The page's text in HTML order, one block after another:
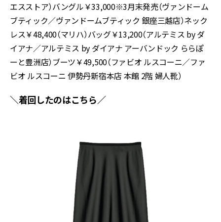
エスストア）バングル￥33,000※3月末発売（ヴァンドーム
ブティック／ヴァンドームブティック 銀座三越店）ネック
レス￥48,400（マリハ）バッグ￥13,200（アルテミス by ダ
イアナ／アルテミス by ダイアナ アーバンドック ららぽ
ーと豊洲店）ブーツ￥49,500（ファビオ ルスコーニ／ファ
ビオ ルスコーニ 伊勢丹新宿本店 本館 2階 婦人靴）
＼着回したのはこちら／